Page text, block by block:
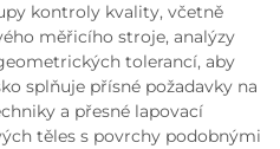
kontroly kvality, včetně
měřicího stroje, analýzy
tolerancí, aby
splňuje přísné požadavky na
a přesné lapovací
těles s povrchy podobnými